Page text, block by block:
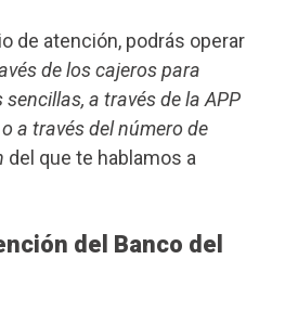
de atención, podrás operar
de los cajeros para
a través de la APP
a través del número de
del que te hablamos a
del Banco del